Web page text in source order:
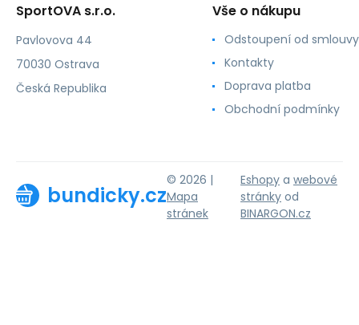
SportOVA s.r.o.
Pavlovova 44
70030 Ostrava
Česká Republika
Vše o nákupu
Odstoupení od smlouvy
Kontakty
Doprava platba
Obchodní podmínky
bundicky.cz
© 2026 |
Mapa
stránek
Eshopy a webové
stránky od
BINARGON.cz